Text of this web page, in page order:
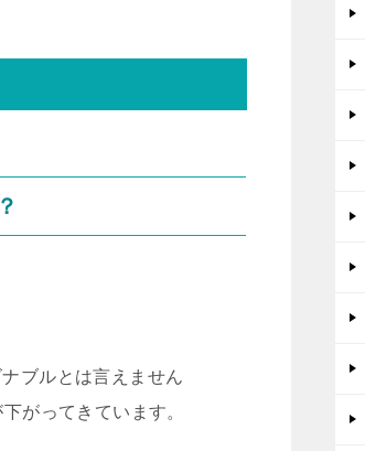
ブルとは言えません
がってきています。